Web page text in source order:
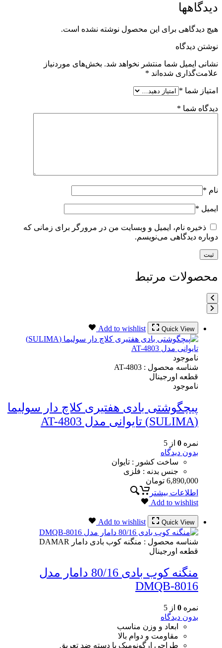
دیدگاهها
هیچ دیدگاهی برای این محصول نوشته نشده است.
نوشتن دیدگاه
نشانی ایمیل شما منتشر نخواهد شد. بخش‌های موردنیاز
علامت‌گذاری شده‌اند *
امتیاز شما *
دیدگاه شما *
نام *
ایمیل *
ذخیره نام، ایمیل و وبسایت من در مرورگر برای زمانی که
دوباره دیدگاهی می‌نویسم.
محصولات مرتبط
Quick View
Add to wishlist
ناموجود
شناسه محصول : AT-4803
قطعه اورجینال
ناموجود
پیچگوشتی بادی هفتیری کلاچ دار سولیما
(SULIMA) تایوانی مدل AT-4803
نمره 0 از 5
بدون دیدگاه
ساخت کشور : تایوان
جنس بدنه : فلزی
6,890,000 تومان
اطلاعات بیشتر
Add to wishlist
Quick View
Add to wishlist
شناسه محصول : منگنه کوب بادی دامار DAMAR
قطعه اورجینال
منگنه کوب بادی 80/16 دامار مدل
DMQB-8016
نمره 0 از 5
بدون دیدگاه
ابعاد و وزن مناسب
مقاومت و دوام بالا
طراحی ارگونومیک با دسته ضد تعریق